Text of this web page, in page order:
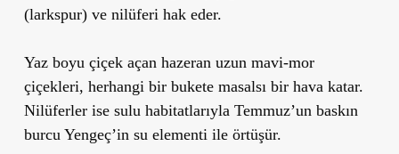
(larkspur) ve nilüferi hak eder.
Yaz boyu çiçek açan hazeran uzun mavi-mor
çiçekleri, herhangi bir bukete masalsı bir hava katar.
Nilüferler ise sulu habitatlarıyla Temmuz’un baskın
burcu Yengeç’in su elementi ile örtüşür.